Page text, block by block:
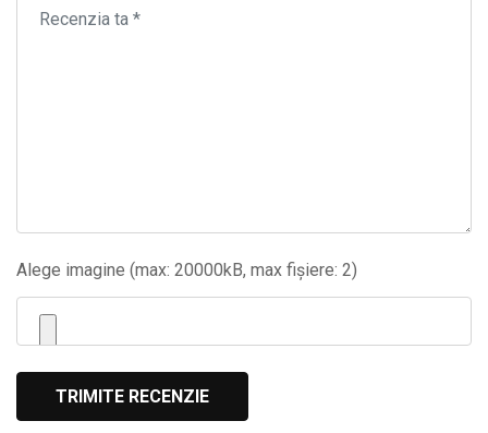
Alege imagine (max: 20000kB, max fișiere: 2)